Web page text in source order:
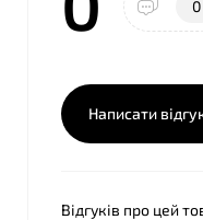
0
Написати
Відгуків про цей